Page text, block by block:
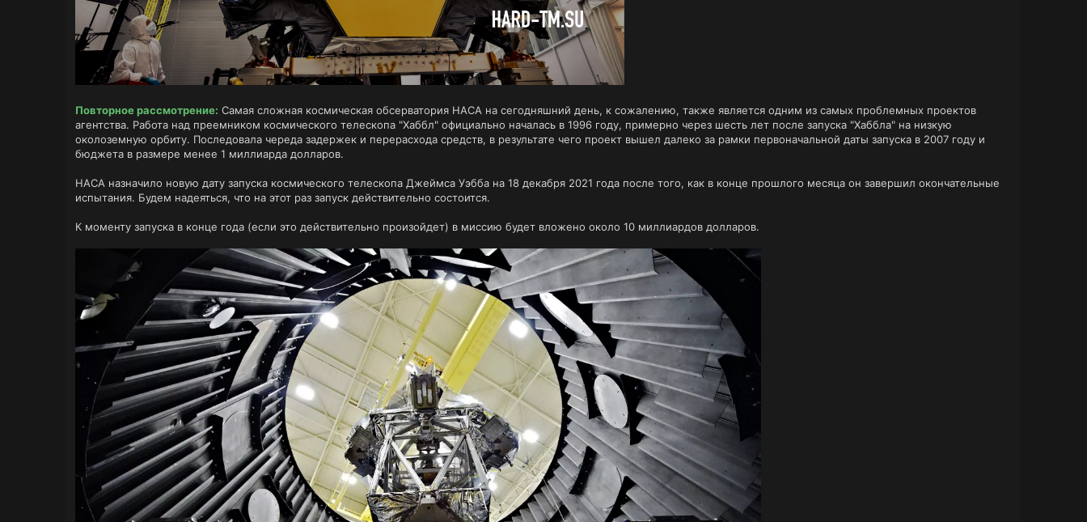
Повторное рассмотрение: Самая сложная космическая обсерватория НАСА на сегодняшний день, к сожалению, также является одним из самых проблемных проектов
агентства. Работа над преемником космического телескопа "Хаббл" официально началась в 1996 году, примерно через шесть лет после запуска "Хаббла" на низкую
околоземную орбиту. Последовала череда задержек и перерасхода средств, в результате чего проект вышел далеко за рамки первоначальной даты запуска в 2007 году и
бюджета в размере менее 1 миллиарда долларов.
НАСА назначило новую дату запуска космического телескопа Джеймса Уэбба на 18 декабря 2021 года после того, как в конце прошлого месяца он завершил окончательные
испытания. Будем надеяться, что на этот раз запуск действительно состоится.
К моменту запуска в конце года (если это действительно произойдет) в миссию будет вложено около 10 миллиардов долларов.